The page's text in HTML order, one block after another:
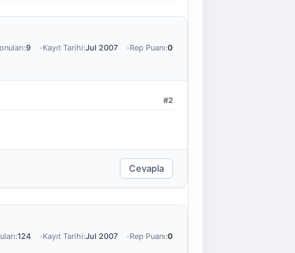
9 Kayıt Tarihi:Jul 2007 Rep Puanı:0
#2
Cevapla
124 Kayıt Tarihi:Jul 2007 Rep Puanı:0